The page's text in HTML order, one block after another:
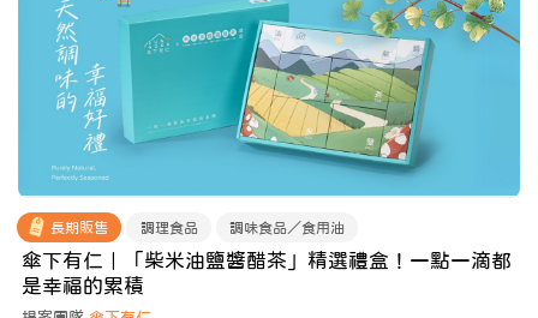
長期販售 調理食品 調味食品／食用油
傘下有仁｜「柴米油鹽醬醋茶」精選禮盒！一點一滴都
是幸福的累積